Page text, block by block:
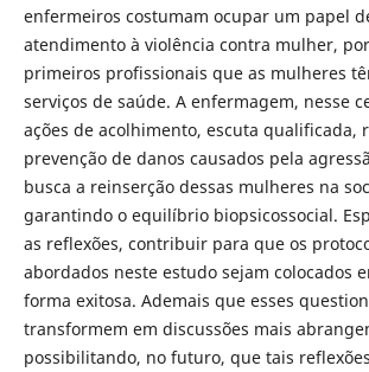
enfermeiros costumam ocupar um papel
atendimento à violência contra mulher,
primeiros profissionais que as mulheres
serviços de saúde. A enfermagem, nesse
ações de acolhimento, escuta qualificada,
prevenção de danos causados pela
busca a reinserção dessas mulheres na
garantindo o equilíbrio biopsicossocial.
as reflexões, contribuir para que os
abordados neste estudo sejam colocados
forma exitosa. Ademais que esses
transformem em discussões mais
possibilitando, no futuro, que tais